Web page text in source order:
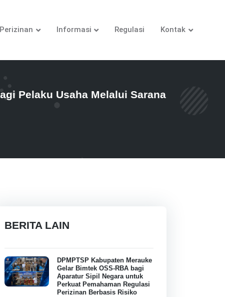
Informasi Regulasi Kontak
Pelaku Usaha Melalui Sarana
BERITA LAIN
DPMPTSP Kabupaten Merauke
Gelar Bimtek OSS-RBA bagi
Aparatur Sipil Negara untuk
Perkuat Pemahaman Regulasi
Perizinan Berbasis Risiko